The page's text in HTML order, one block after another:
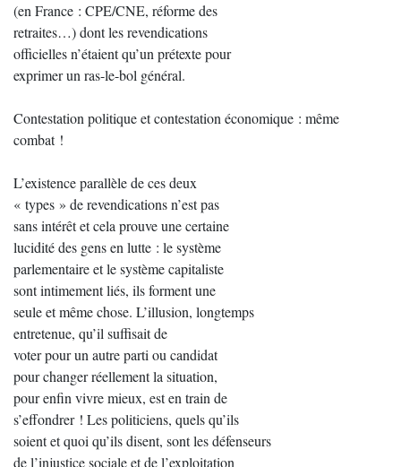
(en France : CPE/CNE, réforme des
retraites…) dont les revendications
officielles n’étaient qu’un prétexte pour
exprimer un ras-le-bol général.
Contestation politique et contestation économique : même
combat !
L’existence parallèle de ces deux
« types » de revendications n’est pas
sans intérêt et cela prouve une certaine
lucidité des gens en lutte : le système
parlementaire et le système capitaliste
sont intimement liés, ils forment une
seule et même chose. L’illusion, longtemps
entretenue, qu’il suffisait de
voter pour un autre parti ou candidat
pour changer réellement la situation,
pour enfin vivre mieux, est en train de
s’effondrer ! Les politiciens, quels qu’ils
soient et quoi qu’ils disent, sont les défenseurs
de l’injustice sociale et de l’exploitation